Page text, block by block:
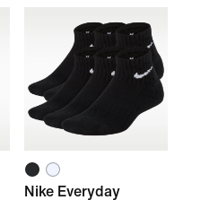
Nike Everyday